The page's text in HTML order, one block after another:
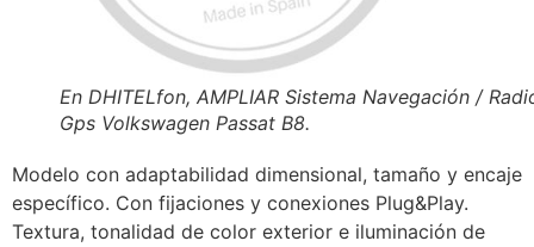
En DHITELfon, AMPLIAR Sistema Navegación /
Gps Volkswagen Passat B8.
Modelo con adaptabilidad dimensional, tamaño y encaje
específico. Con fijaciones y conexiones Plug&Play.
Textura, tonalidad de color exterior e iluminación de